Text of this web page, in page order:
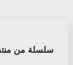
سلسلة من